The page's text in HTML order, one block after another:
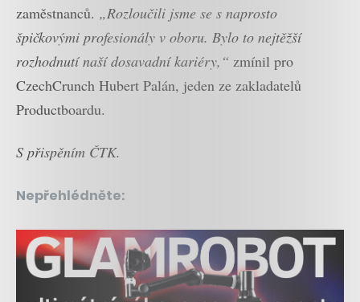
zaměstnanců. „Rozloučili jsme se s naprosto
špičkovými profesionály v oboru. Bylo to nejtěžší
rozhodnutí naší dosavadní kariéry,“ zmínil pro
CzechCrunch Hubert Palán, jeden ze zakladatelů
Productboardu.
S přispěním ČTK.
Nepřehlédněte: